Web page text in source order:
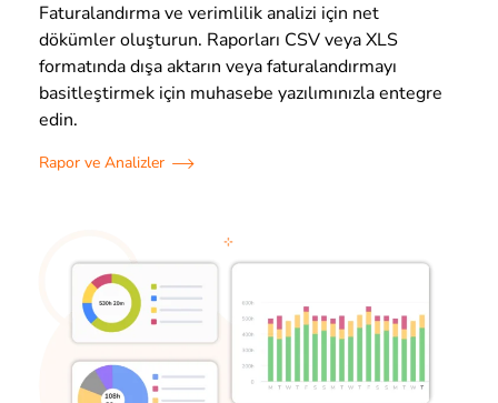
Faturalandırma ve verimlilik analizi için net
dökümler oluşturun. Raporları CSV veya XLS
formatında dışa aktarın veya faturalandırmayı
basitleştirmek için muhasebe yazılımınızla entegre
edin.
Rapor ve Analizler